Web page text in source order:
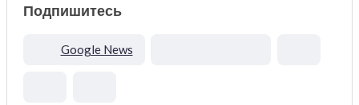
Подпишитесь
Google News